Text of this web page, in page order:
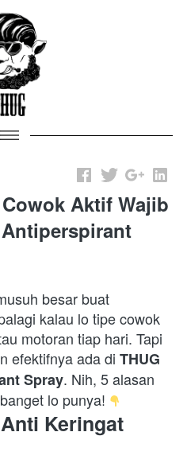
Aktif Wajib
besar buat
kalau lo tipe cowok
motoran tiap hari. Tapi
efektifnya ada di THUG
Spray. Nih, 5 alasan
lo punya!
Keringat